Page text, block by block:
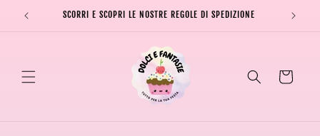
direttamenteSCORRI E SCOPRI LE NOSTRE REGOLE DI SPEDIZIONE
Carrello